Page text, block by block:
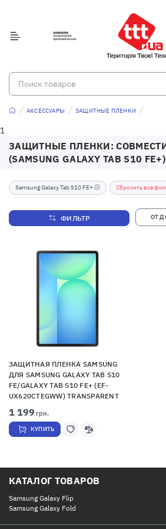
АКСЕССУАРЫ ЗАЩИТНЫЕ ПЛЕНКИ
1
ЗАЩИТНЫЕ ПЛЕНКИ:
(SAMSUNG GALAXY TAB S10 FE+)
ЗАЩИТНАЯ ПЛЕНКА SAMSUNG
ДЛЯ SAMSUNG GALAXY TAB S10
FE/GALAXY TAB S10 FE+ (EF-
UX620CTEGWW) TRANSPARENT
1 199 грн.
КУПИТЬ
Samsung Galaxy Tab S10 FE+ Сбросить все
ФИЛЬТР
КАТАЛОГ ТОВАРОВ
Samsung Galaxy Flip
Samsung Galaxy Fold